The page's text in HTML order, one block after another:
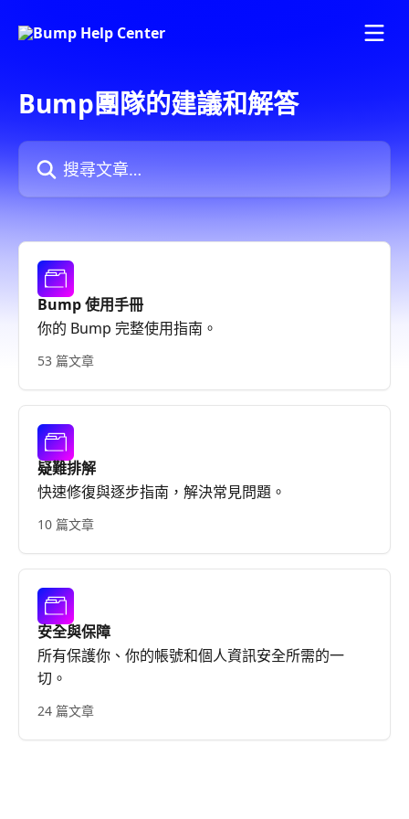
Bump團隊的建議和解答
搜尋文章…
Bump 使用手冊
你的 Bump 完整使用指南。
53 篇文章
疑難排解
快速修復與逐步指南，解決常見問題。
10 篇文章
安全與保障
所有保護你、你的帳號和個人資訊安全所需的一
切。
24 篇文章